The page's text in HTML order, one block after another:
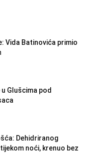
Vida Batinovića primio
Glušcima pod
Dehidriranog
noći, krenuo bez